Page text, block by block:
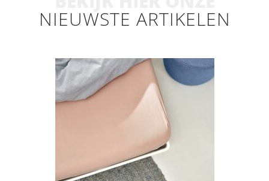
NIEUWSTE ARTIKELEN